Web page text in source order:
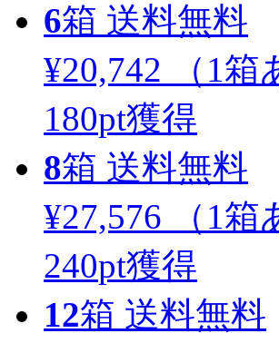
6箱 送料無料
¥20,742
（1箱
180pt獲得
8箱 送料無料
¥27,576
（1箱
240pt獲得
12箱 送料無料